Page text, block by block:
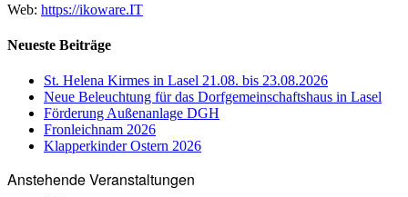
Web: https://ikoware.IT
Neueste Beiträge
St. Helena Kirmes in Lasel 21.08. bis 23.08.2026
Neue Beleuchtung für das Dorfgemeinschaftshaus in Lasel
Förderung Außenanlage DGH
Fronleichnam 2026
Klapperkinder Ostern 2026
Anstehende Veranstaltungen